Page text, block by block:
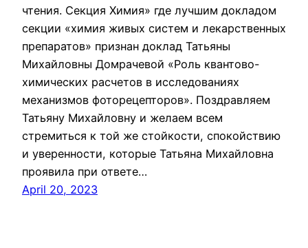
чтения. Секция Химия» где лучшим докладом
секции «химия живых систем и лекарственных
препаратов» признан доклад Татьяны
Михайловны Домрачевой «Роль квантово-
химических расчетов в исследованиях
механизмов фоторецепторов». Поздравляем
Татьяну Михайловну и желаем всем
стремиться к той же стойкости, спокойствию
и уверенности, которые Татьяна Михайловна
проявила при ответе…
April 20, 2023